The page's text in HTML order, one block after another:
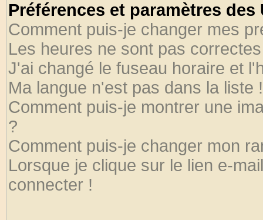
Préférences et paramètres
Comment puis-je changer mes
Les heures ne sont pas
J'ai changé le fuseau horaire et
Ma langue n'est pas dans la liste !
Comment puis-je montrer une
?
Comment puis-je changer mon
Lorsque je clique sur le lien e-
connecter !